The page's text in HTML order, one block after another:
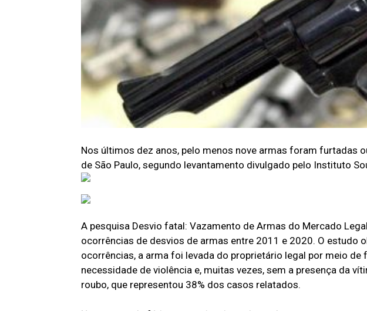
Nos últimos dez anos, pelo menos nove armas foram furtadas
de São Paulo, segundo levantamento divulgado pelo Instituto
A pesquisa Desvio fatal: Vazamento de Armas do Mercado
ocorrências de desvios de armas entre 2011 e 2020. O estudo
ocorrências, a arma foi levada do proprietário legal por meio de
necessidade de violência e, muitas vezes, sem a presença da
roubo, que representou 38% dos casos relatados.